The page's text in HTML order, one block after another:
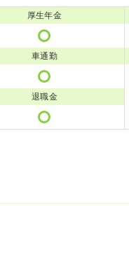
厚生年金
車通勤
退職金